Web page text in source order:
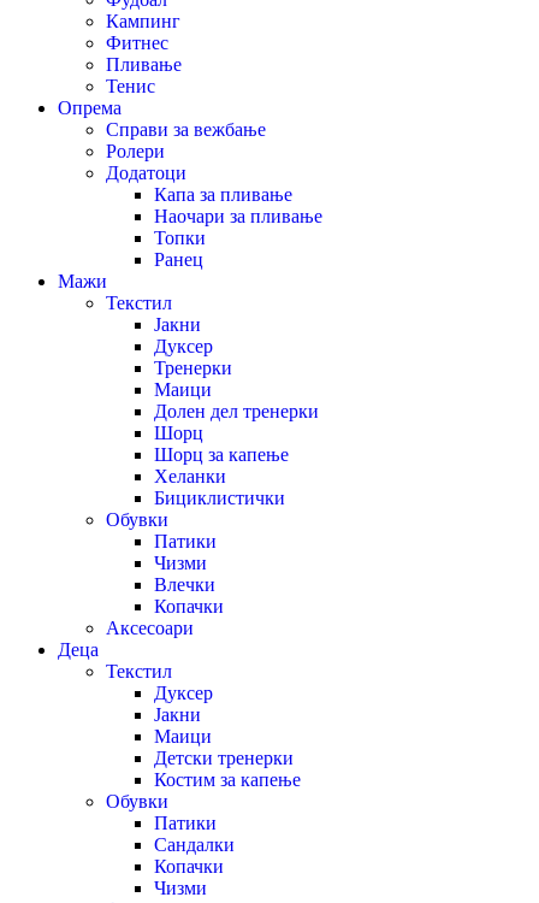
Кампинг
Фитнес
Пливање
Тенис
Опрема
Справи за вежбање
Ролери
Додатоци
Капа за пливање
Наочари за пливање
Топки
Ранец
Мажи
Текстил
Јакни
Дуксер
Тренерки
Маици
Долен дел тренерки
Шорц
Шорц за капење
Хеланки
Бициклистички
Обувки
Патики
Чизми
Влечки
Копачки
Аксесоари
Деца
Текстил
Дуксер
Јакни
Маици
Детски тренерки
Костим за капење
Обувки
Патики
Сандалки
Копачки
Чизми